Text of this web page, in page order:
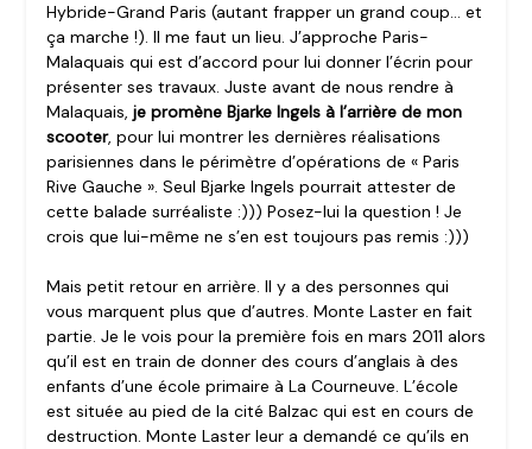
Hybride-Grand Paris (autant frapper un grand coup… et
ça marche !). Il me faut un lieu. J’approche Paris-
Malaquais qui est d’accord pour lui donner l’écrin pour
présenter ses travaux. Juste avant de nous rendre à
Malaquais, je promène Bjarke Ingels à l’arrière de mon
scooter, pour lui montrer les dernières réalisations
parisiennes dans le périmètre d’opérations de « Paris
Rive Gauche ». Seul Bjarke Ingels pourrait attester de
cette balade surréaliste :))) Posez-lui la question ! Je
crois que lui-même ne s’en est toujours pas remis :)))
Mais petit retour en arrière. Il y a des personnes qui
vous marquent plus que d’autres. Monte Laster en fait
partie. Je le vois pour la première fois en mars 2011 alors
qu’il est en train de donner des cours d’anglais à des
enfants d’une école primaire à La Courneuve. L’école
est située au pied de la cité Balzac qui est en cours de
destruction. Monte Laster leur a demandé ce qu’ils en